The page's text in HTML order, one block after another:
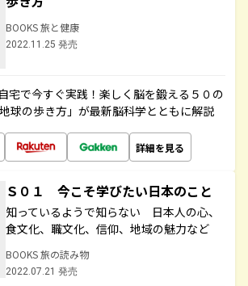
BOOKS 旅と健康
2022.11.25 発売
宅で今すぐ実践！楽しく脳を鍛える５０の
球の歩き方」が最新脳科学とともに解説
詳細を見る
Ｓ０１ 今こそ学びたい日本のこと
知っているようで知らない 日本人の心、
食文化、職文化、信仰、地域の魅力など
BOOKS 旅の読み物
2022.07.21 発売